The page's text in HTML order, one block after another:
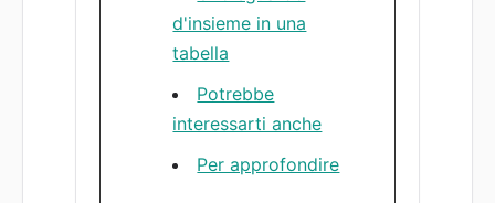
d'insieme in una
tabella
Potrebbe
interessarti anche
Per approfondire